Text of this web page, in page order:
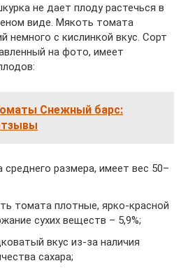
не дает плоду растечься в
виде. Мякоть томата
немного с кислинкой вкус. Сорт
на фото, имеет
Снежный барс:
размера, имеет вес 50–
томата плотные, ярко-красной
сухих веществ – 5,9%;
вкус из-за наличия
сахара;